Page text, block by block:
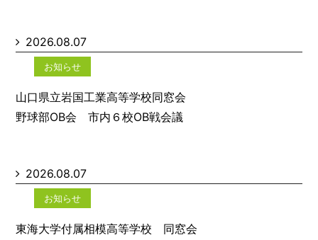
2026.08.07
お知らせ
山口県立岩国工業高等学校同窓会
野球部OB会 市内６校OB戦会議
2026.08.07
お知らせ
東海大学付属相模高等学校 同窓会